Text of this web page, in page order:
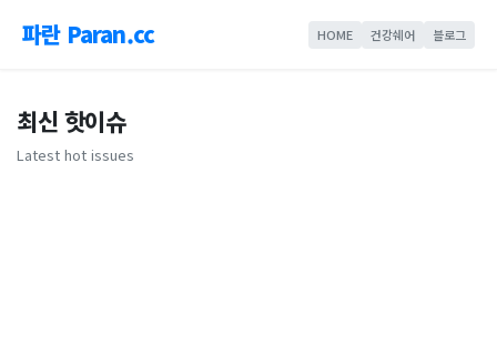
파란 Paran.cc HOME 건강쉐어 블로그
최신 핫이슈
Latest hot issues